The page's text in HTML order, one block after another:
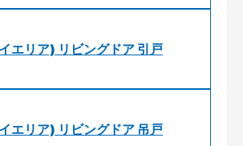
エリア) リビングドア 引戸
エリア) リビングドア 吊戸